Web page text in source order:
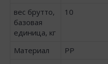
вес брутто,
базовая
единица, кг
10
Материал
PP